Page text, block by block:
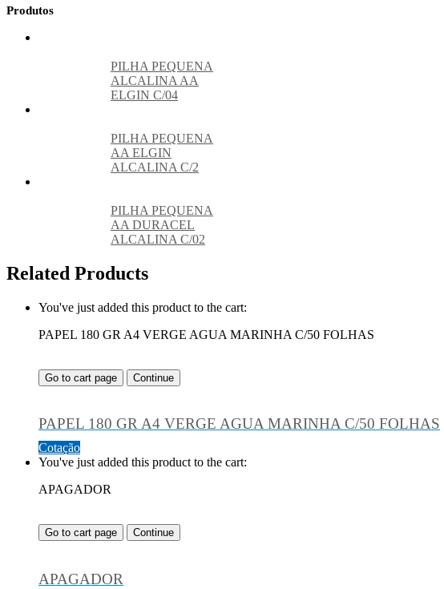
Produtos
PILHA PEQUENA
ALCALINA AA
ELGIN C/04
PILHA PEQUENA
AA ELGIN
ALCALINA C/2
PILHA PEQUENA
AA DURACEL
ALCALINA C/02
Related Products
You've just added this product to the cart:
PAPEL 180 GR A4 VERGE AGUA MARINHA C/50 FOLHAS
Go to cart page Continue
PAPEL 180 GR A4 VERGE AGUA MARINHA C/50 FOLHAS
Cotação
You've just added this product to the cart:
APAGADOR
Go to cart page Continue
APAGADOR